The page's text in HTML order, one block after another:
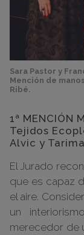
Sara Pastor y
Mención de
Ribé.
1ª MENCIÓN
Tejidos
Alvic y
El Jurado
que es capaz
el aire.
un
merecedor de